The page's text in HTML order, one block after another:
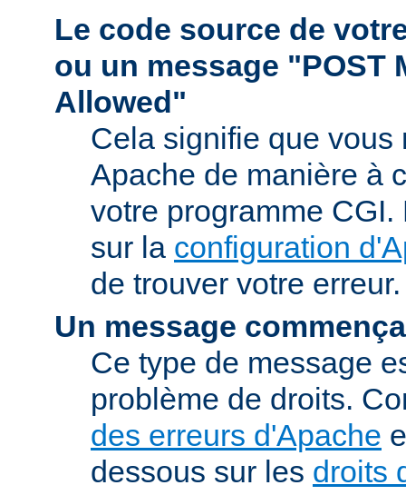
Le code source de
ou un message "POST
Allowed"
Cela signifie que vous
Apache de manière à
votre programme
sur la configuration
de trouver votre erreur.
Un message
Ce type de message
problème de droits.
des erreurs d'Apache
dessous sur les droits